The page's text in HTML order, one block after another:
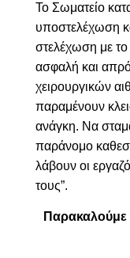
Το Σωματείο
υποστελέχωση
στελέχωση με
ασφαλή και
χειρουργικών
παραμένουν
ανάγκη. Να
παράνομο
λάβουν οι
τους”.
Παρακαλούμε